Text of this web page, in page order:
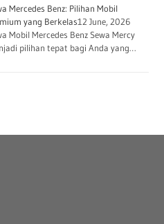
Mercedes Benz: Pilihan Mobil
yang Berkelas12 June, 2026
Mobil Mercedes Benz Sewa Mercy
pilihan tepat bagi Anda yang…